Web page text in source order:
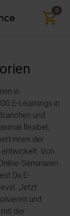
0
in
E-Learnings in
und
flexibel,
der
Von
Seminaren:
Du E-
Jetzt
und
der